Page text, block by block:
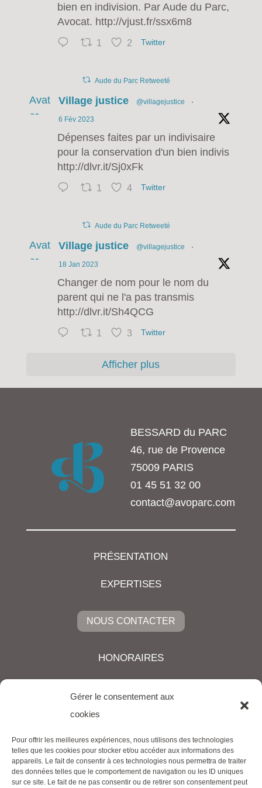
Gérer le consentement aux
cookies
Pour offrir les meilleures expériences, nous utilisons des technologies
telles que les cookies pour stocker et/ou accéder aux informations des
appareils. Le fait de consentir à ces technologies nous permettra de traiter
des données telles que le comportement de navigation ou les ID uniques
sur ce site. Le fait de ne pas consentir ou de retirer son consentement peut
bien en indivision. Par Aude du Parc,
Avocat. http://vjust.fr/ssx6m8
1 2 Twitter
Aude du Parc Retweeté
Avat
ar
Village justice @villagejustice ·
6 Fév 2023
Dépenses faites par un indivisaire
pour la conservation d'un bien indivis
http://dlvr.it/Sj0xFk
1 4 Twitter
Aude du Parc Retweeté
Avat
ar
Village justice @villagejustice ·
18 Jan 2023
Changer de nom pour le nom du
parent qui ne l'a pas transmis
http://dlvr.it/Sh4QCG
1 3 Twitter
Afficher plus
BESSARD du PARC
46, rue de Provence
75009 PARIS
01 45 51 32 00
contact@avoparc.com
PRÉSENTATION
EXPERTISES
NOUS CONTACTER
HONORAIRES